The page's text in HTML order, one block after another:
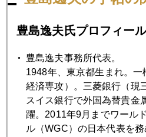
期的材料と見るべきであろう。い
ば、潮は金利上昇に流れているが
上げてきた"７つの理由"という構
2007
豊島逸夫氏プロフィー
豊島逸夫事務所代表。
1948年、東京都生まれ。
経済専攻）。三菱銀行（現
スイス銀行で外国為替貴金
躍。2011年9月までワール
ル（WGC）の日本代表を